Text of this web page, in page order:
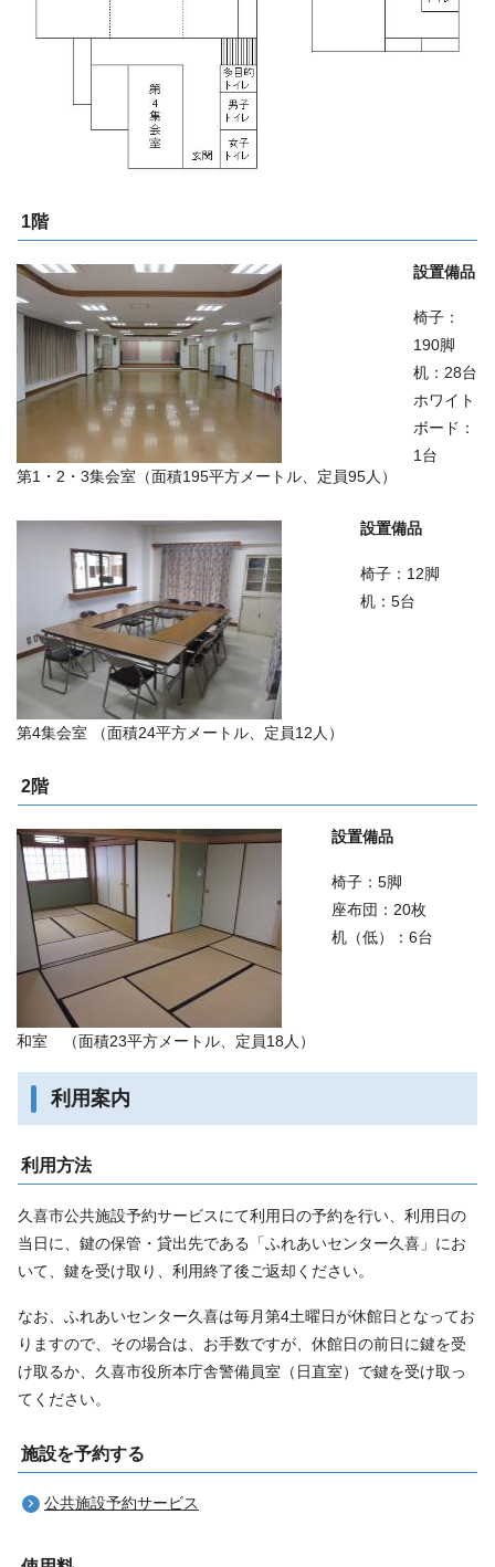
1階
第1・2・3集会室（面積195平方メートル、定員95人）
設置備品
椅子：
190脚
机：28台
ホワイト
ボード：
1台
第4集会室 （面積24平方メートル、定員12人）
設置備品
椅子：12脚
机：5台
2階
和室 （面積23平方メートル、定員18人）
設置備品
椅子：5脚
座布団：20枚
机（低）：6台
利用案内
利用方法
久喜市公共施設予約サービスにて利用日の予約を行い、利用日の
当日に、鍵の保管・貸出先である「ふれあいセンター久喜」にお
いて、鍵を受け取り、利用終了後ご返却ください。
なお、ふれあいセンター久喜は毎月第4土曜日が休館日となってお
りますので、その場合は、お手数ですが、休館日の前日に鍵を受
け取るか、久喜市役所本庁舎警備員室（日直室）で鍵を受け取っ
てください。
施設を予約する
公共施設予約サービス